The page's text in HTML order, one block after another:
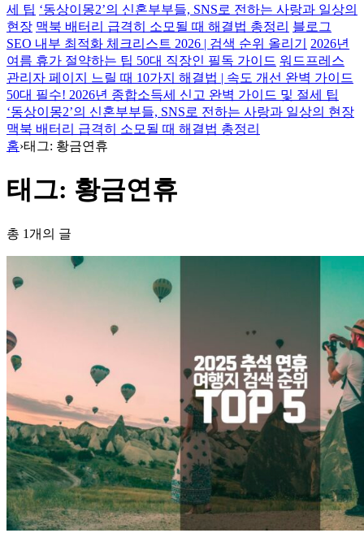
세 팁 ‘동상이몽2’의 신혼부부들, SNS로 전하는 사랑과 일상의
현장 맥북 배터리 급격히 소모될 때 해결법 총정리 블로그
SEO 내부 최적화 체크리스트 2026 | 검색 순위 올리기
2026년
여름 휴가 절약하는 팁 50대 직장인 필독 가이드 워드프레스
관리자 페이지 느릴 때 10가지 해결법 | 속도 개선 완벽 가이드
50대 필수! 2026년 종합소득세 신고 완벽 가이드 및 절세 팁
‘동상이몽2’의 신혼부부들, SNS로 전하는 사랑과 일상의 현장
맥북 배터리 급격히 소모될 때 해결법 총정리
홈›태그: 황금연휴
태그: 황금연휴
총 1개의 글